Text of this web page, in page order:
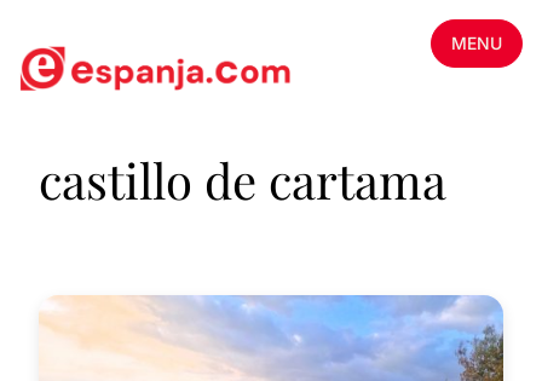
MENU
castillo de cartama